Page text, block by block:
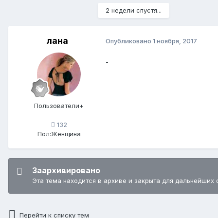
2 недели спустя...
лана
Пользователи+
132
Пол:Женщина
Опубликовано 1 ноября, 2017
-
Заархивировано
Эта тема находится в архиве и закрыта для дальнейших
Перейти к списку тем